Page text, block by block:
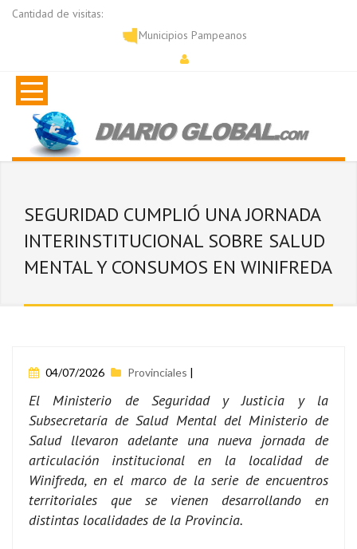
Cantidad de visitas:
Municipios Pampeanos
SEGURIDAD CUMPLIÓ UNA JORNADA
INTERINSTITUCIONAL SOBRE SALUD
MENTAL Y CONSUMOS EN WINIFREDA
04/07/2026 Provinciales |
El Ministerio de Seguridad y Justicia y la
Subsecretaría de Salud Mental del Ministerio de
Salud llevaron adelante una nueva jornada de
articulación institucional en la localidad de
Winifreda, en el marco de la serie de encuentros
territoriales que se vienen desarrollando en
distintas localidades de la Provincia.